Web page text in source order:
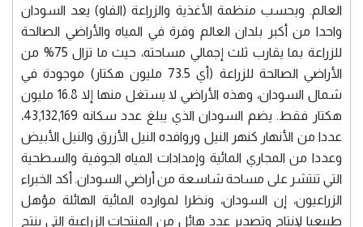
العالم. وبحسب منظمة الأغذية والزراعة (الفاو) يعد السودان
واحدا من أكبر بلدان العالم وفرة في المياه والأراضي الصالحة
للزراعة بما يقارب ثلث إجمالي مساحته، حيث ما تزال 75% من
الأراضي الصالحة للزراعة (أي 73.5 مليون هكتار) موجودة في
شمال السودان، وهذه الأراضي لا يستغل منها إلا 16.8 مليون
هكتار فقط. يضم السودان الذي يبلغ عدد سكانه 43,132,169،
عددا من الأنهار كنهر النيل وروافده النيل الأزرق والنيل الأبيض
وعددا من المجاري المائية وإمدادات المياه الجوفية والسطحية
التي تنتشر على مساحة شاسعة من أراضي السودان. أكد الخبراء
الزراعيون، إن السودان، ونظرا لموارده المائية الهائلة مؤهل
طبيعيا لإنتاج وتصدير عدد هائل من المنتجات الزراعية التي ينتج